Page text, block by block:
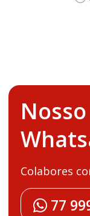
Nosso
Colabores
77